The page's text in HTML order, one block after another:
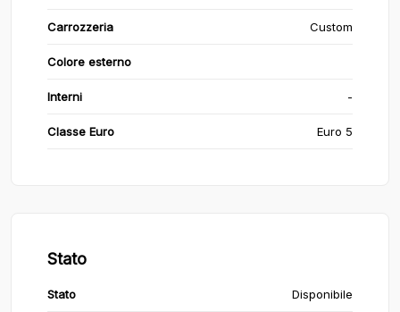
Carrozzeria Custom
Colore esterno
Interni -
Classe Euro Euro 5
Stato
Stato Disponibile